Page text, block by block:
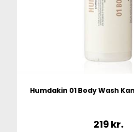
Humdakin 01 Body Wash
219kr.